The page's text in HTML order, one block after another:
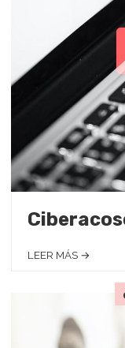
LEER MÁS →